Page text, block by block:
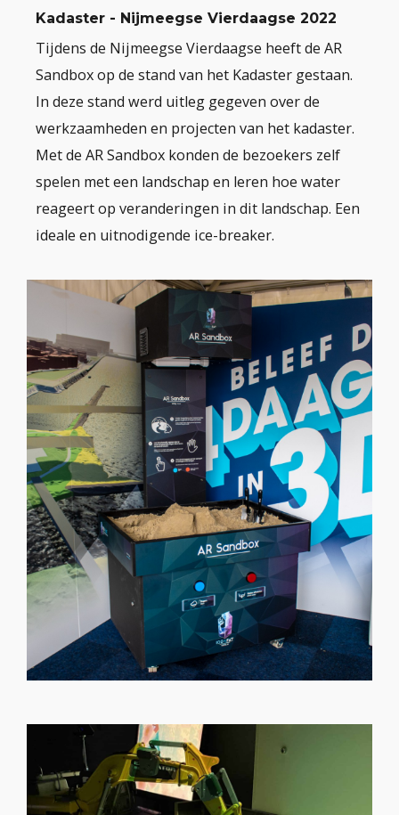
Kadaster - Nijmeegse Vierdaagse 2022
Tijdens de Nijmeegse Vierdaagse heeft de AR
Sandbox op de stand van het Kadaster gestaan.
In deze stand werd uitleg gegeven over de
werkzaamheden en projecten van het kadaster.
Met de AR Sandbox konden de bezoekers zelf
spelen met een landschap en leren hoe water
reageert op veranderingen in dit landschap. Een
ideale en uitnodigende ice-breaker.